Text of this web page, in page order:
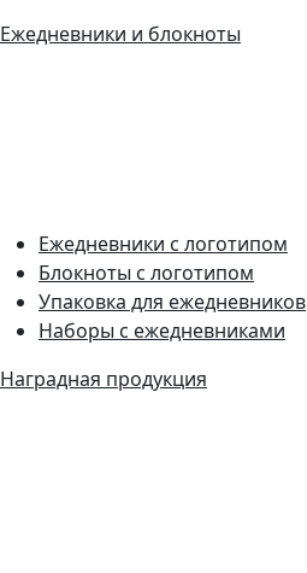
Ежедневники и блокноты
Ежедневники с логотипом
Блокноты с логотипом
Упаковка для ежедневников
Наборы с ежедневниками
Наградная продукция